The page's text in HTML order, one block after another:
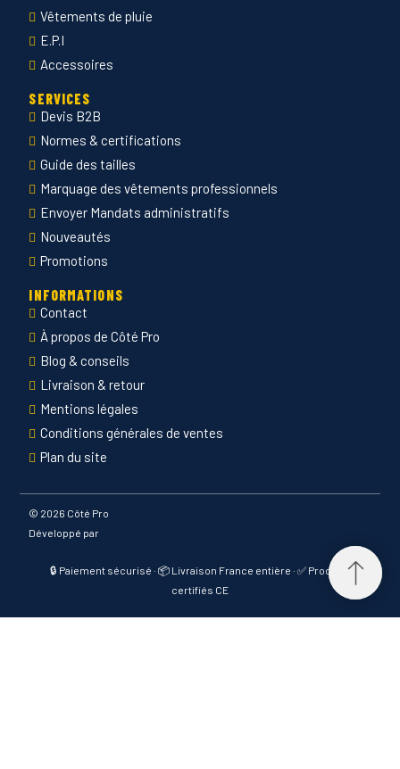
Vêtements de pluie
E.P.I
Accessoires
SERVICES
Devis B2B
Normes & certifications
Guide des tailles
Marquage des vêtements professionnels
Envoyer Mandats administratifs
Nouveautés
Promotions
INFORMATIONS
Contact
À propos de Côté Pro
Blog & conseils
Livraison & retour
Mentions légales
Conditions générales de ventes
Plan du site
© 2026 Côté Pro
Développé par
🔒 Paiement sécurisé · 📦 Livraison France entière · ✅ Produits
certifiés CE